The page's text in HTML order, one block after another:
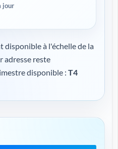
jour
disponible à l'échelle de la
adresse reste
disponible : T4